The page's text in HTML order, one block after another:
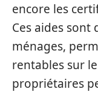
encore les
Ces aides sont
ménages,
rentables sur
propriétaires